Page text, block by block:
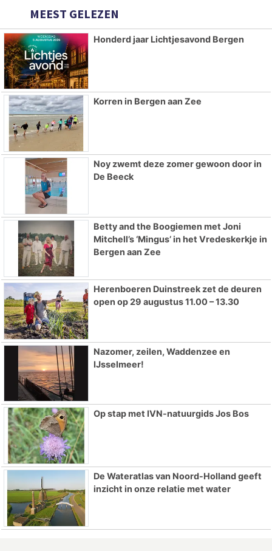
MEEST GELEZEN
Honderd jaar Lichtjesavond Bergen
Korren in Bergen aan Zee
Noy zwemt deze zomer gewoon door in
De Beeck
Betty and the Boogiemen met Joni
Mitchell’s ‘Mingus’ in het Vredeskerkje in
Bergen aan Zee
Herenboeren Duinstreek zet de deuren
open op 29 augustus 11.00 – 13.30
Nazomer, zeilen, Waddenzee en
IJsselmeer!
Op stap met IVN-natuurgids Jos Bos
De Wateratlas van Noord-Holland geeft
inzicht in onze relatie met water